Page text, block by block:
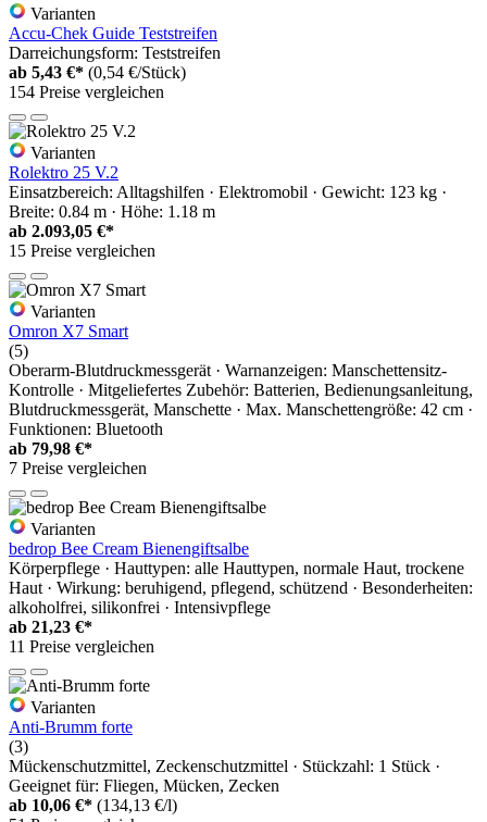
Varianten
Accu-Chek Guide Teststreifen
Darreichungsform: Teststreifen
ab 5,43 €* (0,54 €/Stück)
154 Preise vergleichen
Varianten
Rolektro 25 V.2
Einsatzbereich: Alltagshilfen · Elektromobil · Gewicht: 123 kg ·
Breite: 0.84 m · Höhe: 1.18 m
ab 2.093,05 €*
15 Preise vergleichen
Varianten
Omron X7 Smart
(5)
Oberarm-Blutdruckmessgerät · Warnanzeigen: Manschettensitz-
Kontrolle · Mitgeliefertes Zubehör: Batterien, Bedienungsanleitung,
Blutdruckmessgerät, Manschette · Max. Manschettengröße: 42 cm ·
Funktionen: Bluetooth
ab 79,98 €*
7 Preise vergleichen
Varianten
bedrop Bee Cream Bienengiftsalbe
Körperpflege · Hauttypen: alle Hauttypen, normale Haut, trockene
Haut · Wirkung: beruhigend, pflegend, schützend · Besonderheiten:
alkoholfrei, silikonfrei · Intensivpflege
ab 21,23 €*
11 Preise vergleichen
Varianten
Anti-Brumm forte
(3)
Mückenschutzmittel, Zeckenschutzmittel · Stückzahl: 1 Stück ·
Geeignet für: Fliegen, Mücken, Zecken
ab 10,06 €* (134,13 €/l)